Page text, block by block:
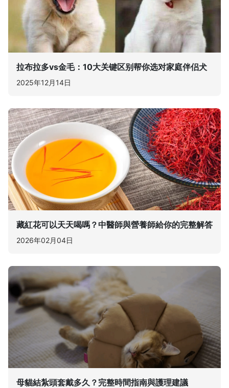
拉布拉多vs金毛：10大关键区别帮你选对家庭伴侣犬
2025年12月14日
藏紅花可以天天喝嗎？中醫師與營養師給你的完整解答
2026年02月04日
母貓結紮頭套戴多久？完整時間指南與護理建議